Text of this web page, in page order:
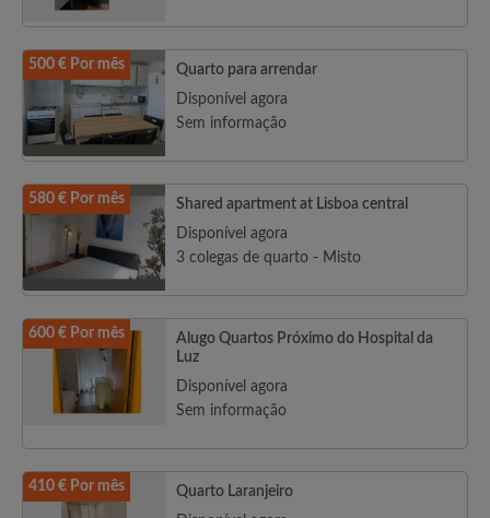
500 € Por mês
Quarto para arrendar
Disponível agora
Sem informação
580 € Por mês
Shared apartment at Lisboa central
Disponível agora
3 colegas de quarto - Misto
600 € Por mês
Alugo Quartos Próximo do Hospital da
Luz
Disponível agora
Sem informação
410 € Por mês
Quarto Laranjeiro